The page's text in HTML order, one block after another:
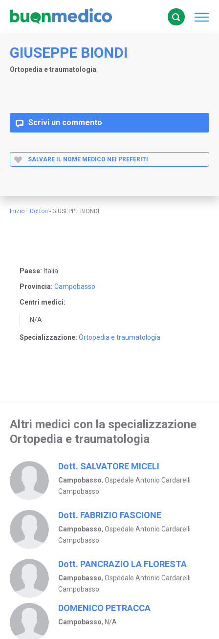
GIUSEPPE BIONDI
Ortopedia e traumatologia
Scrivi un commento
SALVARE IL NOME MEDICO NEI PREFERITI
Inizio - Dottori - GIUSEPPE BIONDI
Paese: Italia
Provincia: Campobasso
Centri medici:
N/A
Specializzazione: Ortopedia e traumatologia
Altri medici con la specializzazione
Ortopedia e traumatologia
Dott. SALVATORE MICELI
Campobasso, Ospedale Antonio Cardarelli
Campobasso
Dott. FABRIZIO FASCIONE
Campobasso, Ospedale Antonio Cardarelli
Campobasso
Dott. PANCRAZIO LA FLORESTA
Campobasso, Ospedale Antonio Cardarelli
Campobasso
DOMENICO PETRACCA
Campobasso, N/A